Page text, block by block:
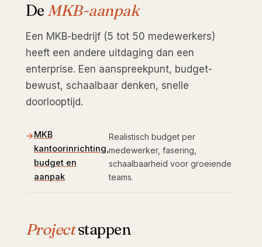
De MKB-aanpak
Een MKB-bedrijf (5 tot 50 medewerkers)
heeft een andere uitdaging dan een
enterprise. Een aanspreekpunt, budget-
bewust, schaalbaar denken, snelle
doorlooptijd.
MKB
kantoorinrichting,
budget en
aanpak
Realistisch budget per
medewerker, fasering,
schaalbaarheid voor groeiende
teams.
Projectstappen